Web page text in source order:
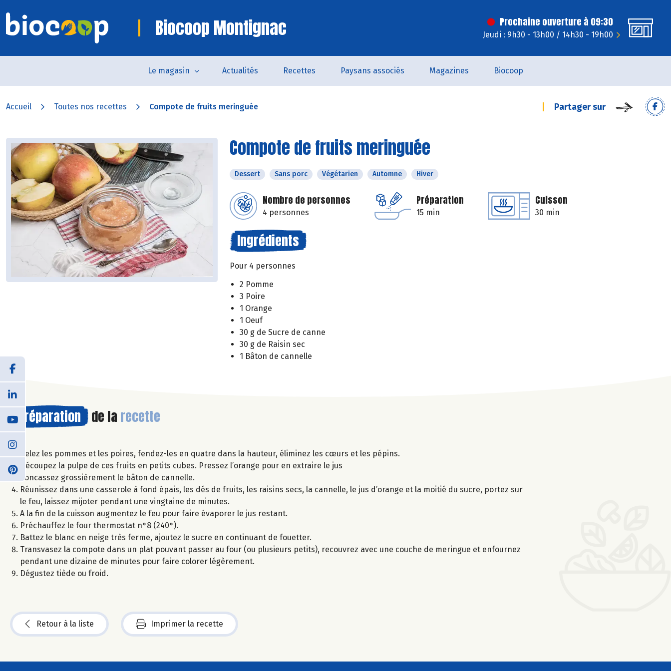
Biocoop Montignac Prochaine ouverture à 09:30
Jeudi : 9h30 - 13h00 / 14h30 - 19h00
Le magasin Actualités Recettes Paysans associés Magazines Biocoop
Accueil Toutes nos recettes Compote de fruits meringuée Partager sur
Compote de fruits meringuée
Dessert Sans porc Végétarien Automne Hiver
Nombre de personnes
4 personnes
Préparation
15 min
Cuisson
30 min
Ingrédients
Pour 4 personnes
2 Pomme
3 Poire
1 Orange
1 Oeuf
30 g de Sucre de canne
30 g de Raisin sec
1 Bâton de cannelle
Préparation de la recette
Pelez les pommes et les poires, fendez-les en quatre dans la hauteur, éliminez les cœurs et les pépins.
Découpez la pulpe de ces fruits en petits cubes. Pressez l’orange pour en extraire le jus
Concassez grossièrement le bâton de cannelle.
Réunissez dans une casserole à fond épais, les dés de fruits, les raisins secs, la cannelle, le jus d’orange et la moitié du sucre, portez sur
le feu, laissez mijoter pendant une vingtaine de minutes.
A la fin de la cuisson augmentez le feu pour faire évaporer le jus restant.
Préchauffez le four thermostat n°8 (240°).
Battez le blanc en neige très ferme, ajoutez le sucre en continuant de fouetter.
Transvasez la compote dans un plat pouvant passer au four (ou plusieurs petits), recouvrez avec une couche de meringue et enfournez
pendant une dizaine de minutes pour faire colorer légèrement.
Dégustez tiède ou froid.
Retour à la liste Imprimer la recette